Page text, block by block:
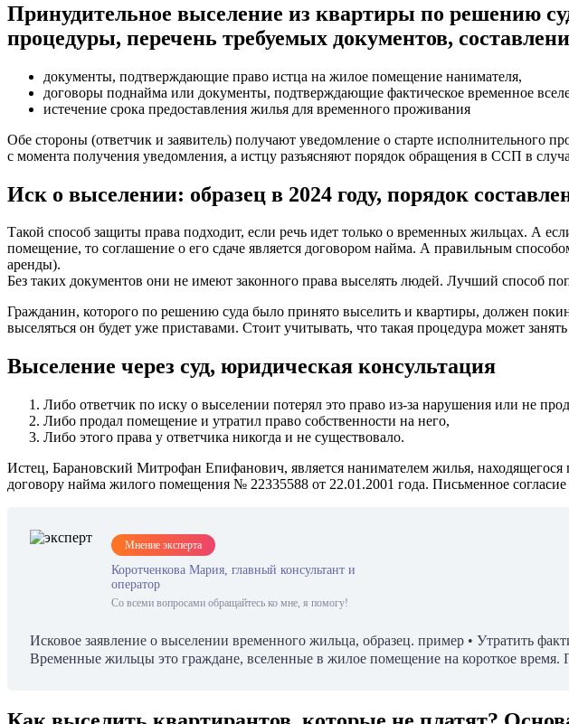
Принудительное выселение из квартиры по решению
процедуры, перечень требуемых документов,
документы, подтверждающие право истца на жилое помещение нанимателя,
договоры поднайма или документы, подтверждающие фактическое временное
истечение срока предоставления жилья для временного проживания
Обе стороны (ответчик и заявитель) получают уведомление о старте исполнительного
с момента получения уведомления, а истцу разъясняют порядок обращения в ССП в
Иск о выселении: образец в 2024 году, порядок
Такой способ защиты права подходит, если речь идет только о временных жильцах. А
помещение, то соглашение о его сдаче является договором найма. А правильным
аренды).
Без таких документов они не имеют законного права выселять людей. Лучший способ
Гражданин, которого по решению суда было принято выселить и квартиры, должен
выселяться он будет уже приставами. Стоит учитывать, что такая процедура может
Выселение через суд, юридическая консультация
Либо ответчик по иску о выселении потерял это право из-за нарушения или не
Либо продал помещение и утратил право собственности на него,
Либо этого права у ответчика никогда и не существовало.
Истец, Барановский Митрофан Епифанович, является нанимателем жилья,
договору найма жилого помещения № 22335588 от 22.01.2001 года. Письменное
Мнение эксперта
Коротченкова Мария, главный консультант и
оператор
Со всеми вопросами обращайтесь ко мне, я помогу!
Исковое заявление о выселении временного жильца, образец. пример • Утратить
Временные жильцы это граждане, вселенные в жилое помещение на короткое время.